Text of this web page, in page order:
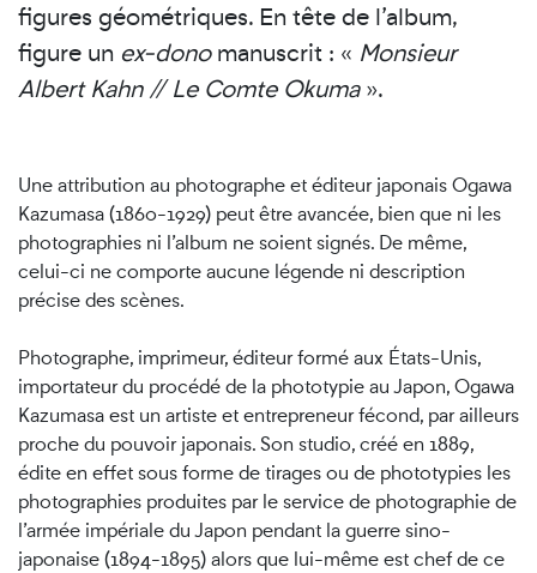
figures géométriques. En tête de l’album,
figure un ex-donomanuscrit : « Monsieur
Albert Kahn // Le Comte Okuma».
Une attribution au photographe et éditeur japonais Ogawa
Kazumasa (1860-1929) peut être avancée, bien que ni les
photographies ni l’album ne soient signés. De même,
celui-ci ne comporte aucune légende ni description
précise des scènes.
Photographe, imprimeur, éditeur formé aux États-Unis,
importateur du procédé de la phototypie au Japon, Ogawa
Kazumasa est un artiste et entrepreneur fécond, par ailleurs
proche du pouvoir japonais. Son studio, créé en 1889,
édite en effet sous forme de tirages ou de phototypies les
photographies produites par le service de photographie de
l’armée impériale du Japon pendant la guerre sino-
japonaise (1894-1895) alors que lui-même est chef de ce